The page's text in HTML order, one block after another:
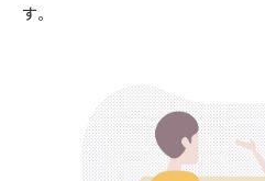
す。